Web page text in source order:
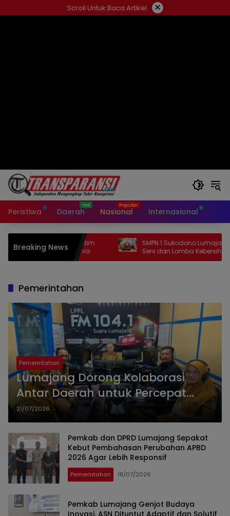
ke
Scroll Untuk Baca Artikel ×
Peristiwa Daerah Nasional Internasional
Breaking News
Polda Jatim
Bonek Mania
SMPN 1 Sukodono Lumajang Gelar
Seni dan Lomba Kebersihan Sambut
Semangat Kemerdekaan
Pemerintahan
Pemerintahan
Lumajang Dorong Kolaborasi
Antar Daerah untuk Percepat
Pembangunan
21/07/2026
Pemkab dan DPRD Lumajang Sepakat
Kebut Pembahasan Perubahan APBD
2026 Agar Lebih Responsif
Pemerintahan 18/07/2026
Pemkab Lumajang Genjot Budaya